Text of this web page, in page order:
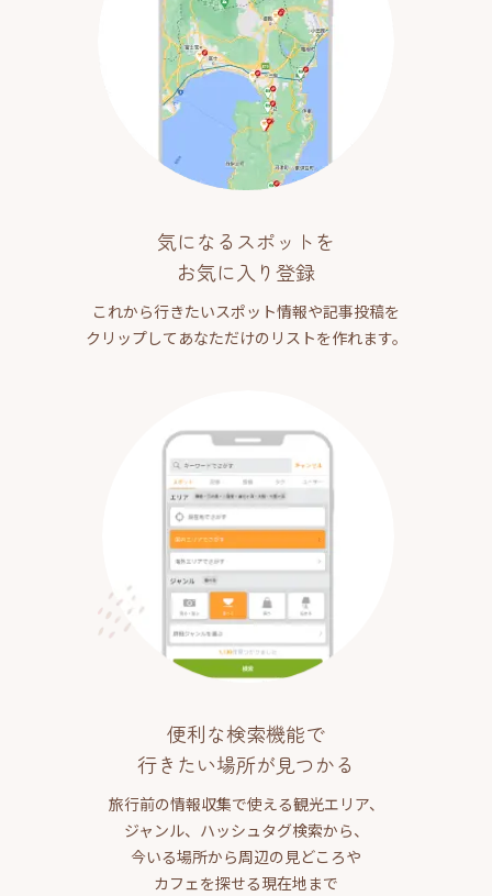
気になるスポットを
お気に入り登録
これから行きたいスポット情報や記事投稿を
クリップしてあなただけのリストを作れます。
便利な検索機能で
行きたい場所が見つかる
旅行前の情報収集で使える観光エリア、
ジャンル、ハッシュタグ検索から、
今いる場所から周辺の見どころや
カフェを探せる現在地まで